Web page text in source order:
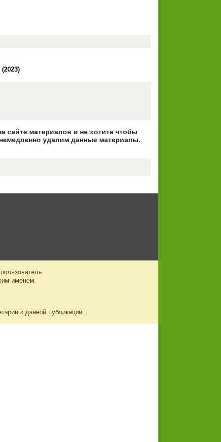
сайте материалов и не хотите чтобы
удалим данные материалы.
именем.
к данной публикации.